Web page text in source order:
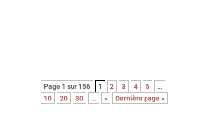
Page 1 sur 156 1 2 3 4 5
…
10
20 30 … » Dernière page »